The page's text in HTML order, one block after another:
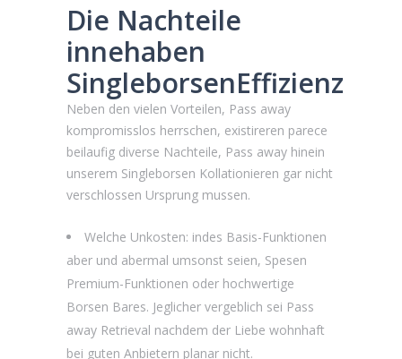
Die Nachteile
innehaben
SingleborsenEffizienz
Neben den vielen Vorteilen, Pass away
kompromisslos herrschen, existireren parece
beilaufig diverse Nachteile, Pass away hinein
unserem Singleborsen Kollationieren gar nicht
verschlossen Ursprung mussen.
Welche Unkosten: indes Basis-Funktionen
aber und abermal umsonst seien, Spesen
Premium-Funktionen oder hochwertige
Borsen Bares. Jeglicher vergeblich sei Pass
away Retrieval nachdem der Liebe wohnhaft
bei guten Anbietern planar nicht.